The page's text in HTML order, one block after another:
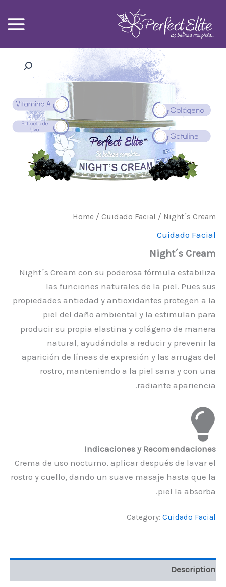
content
Home / Cuidado Facial / Night´s Cream
Cuidado Facial
Night´s Cream
Night´s Cream con su poderosa fórmula estabiliza
las funciones naturales de la piel. Pues sus
propiedades antiedad y antioxidantes protegen a la
piel del daño ambiental y la estimulan para
producir su propia elastina y colágeno de manera
natural, ayudándola a reducir y prevenir la
aparición de líneas de expresión y las arrugas del
rostro, manteniendo a la piel sana y con una
radiante apariencia.
Indicaciones y Recomendaciones
Crema de uso nocturno, aplicar después de lavar el
rostro y cuello, dando un suave masaje hasta que la
piel la absorba.
Category: Cuidado Facial
Description